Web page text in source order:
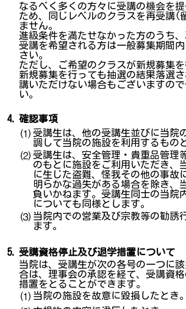
なるべく多くの方々に受講の機会を
ため、同じレベルのクラスを再受講(
ません。
進級条件を満たせなかった方のうち
受講を希望される方は一般募集期間
さい。
ただし、ご希望のクラスが新規募集を
新規募集を行っても抽選の結果落選
講いただけない場合もございますの
い。
4. 確認事項
⑴ 受講生は、他の受講生並びに当院
調して当院の施設を利用するもの
⑵ 受講生は、安全管理・貴重品管理
のもとに施設をご利用いただき、
に生じた盗難、怪我その他の事故
明らかな過失がある場合を除き、
負いかねます。受講生同士の当院
についても同様とします。
⑶ 当院内での営業及び宗教等の勧誘
ます。
5. 受講資格停止及び退学措置について
当院は、受講生が次の各号の一つに
合は、理事会の承認を経て、受講資
措置をとることができます。
⑴ 当院の施設を故意に毀損したとき。